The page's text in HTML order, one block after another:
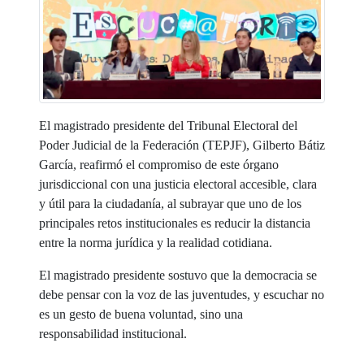
El magistrado presidente del Tribunal Electoral del
Poder Judicial de la Federación (TEPJF), Gilberto Bátiz
García, reafirmó el compromiso de este órgano
jurisdiccional con una justicia electoral accesible, clara
y útil para la ciudadanía, al subrayar que uno de los
principales retos institucionales es reducir la distancia
entre la norma jurídica y la realidad cotidiana.
El magistrado presidente sostuvo que la democracia se
debe pensar con la voz de las juventudes, y escuchar no
es un gesto de buena voluntad, sino una
responsabilidad institucional.